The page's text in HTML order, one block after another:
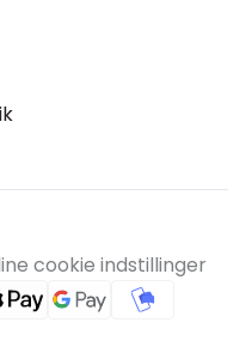
cookie indstillinger